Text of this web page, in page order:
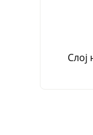
Слој